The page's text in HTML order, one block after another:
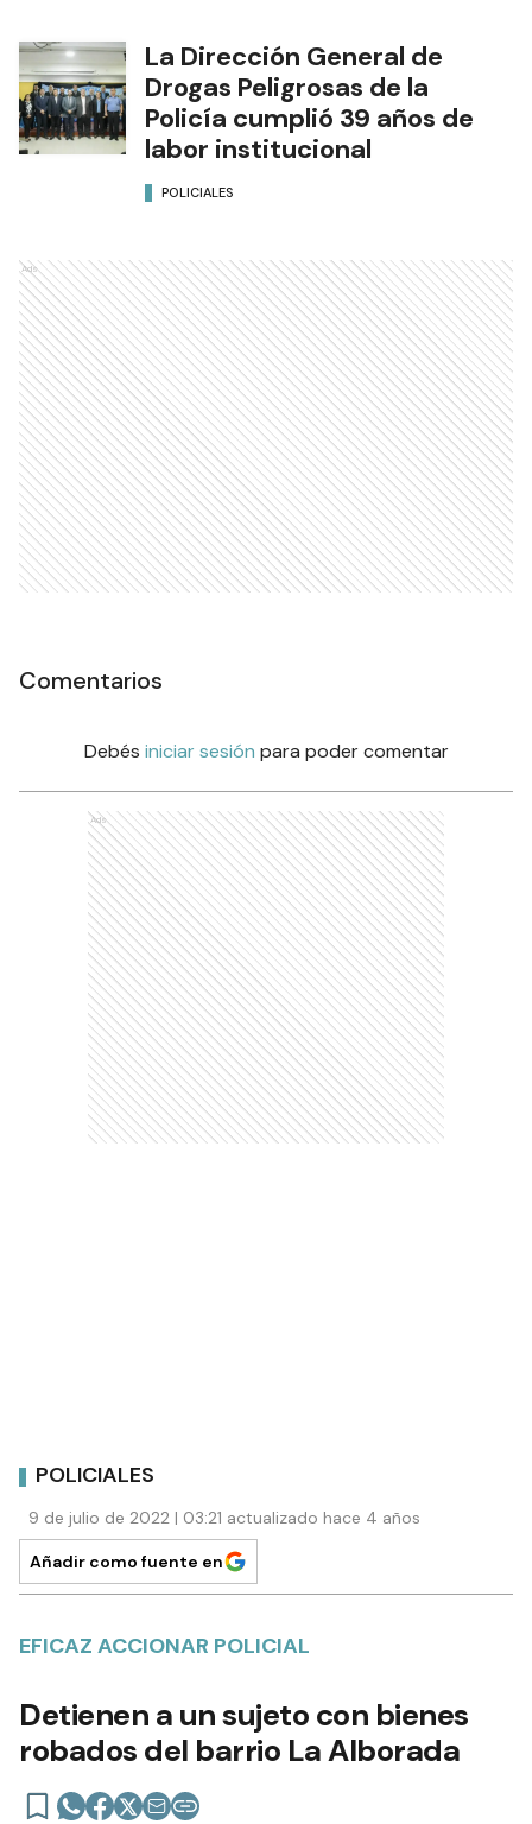
La Dirección General de
Drogas Peligrosas de la
Policía cumplió 39 años de
labor institucional
POLICIALES
Ads
Comentarios
Debés iniciar sesión para poder comentar
Ads
POLICIALES
9 de julio de 2022 | 03:21 actualizado hace 4 años
Añadir como fuente en
EFICAZ ACCIONAR POLICIAL
Detienen a un sujeto con bienes
robados del barrio La Alborada